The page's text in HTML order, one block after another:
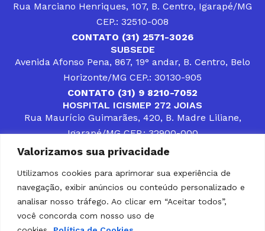
Valorizamos sua privacidade
Utilizamos cookies para aprimorar sua experiência de
navegação, exibir anúncios ou conteúdo personalizado e
analisar nosso tráfego. Ao clicar em “Aceitar todos”,
você concorda com nosso uso de
Rua Marciano Henriques, 107, B. Centro, Igarapé/MG
CEP.: 32510-008
CONTATO (31) 2571-3026
SUBSEDE
Avenida Afonso Pena, 867, 19° andar, B. Centro, Belo
Horizonte/MG CEP.: 30130-905
CONTATO (31) 9 8210-7052
HOSPITAL ICISMEP 272 JOIAS
Rua Maurício Guimarães, 420, B. Madre Liliane,
Igarapé/MG CEP.: 32900-000
CONTATOS (31) 3512-4400 ou (31) 9 8309-8660
DESENVOLVER SOLUÇÕES, AÇÕES E SERVIÇOS
PÚBLICOS QUE COMPLEMENTEM A ASSISTÊNCIA À
POPULAÇÃO DA REGIÃO EM QUE ATUA, SENDO
PARCEIRO DOS MUNICÍPIOS CONSORCIADOS NA
SOLUÇÃO DE DIFICULDADES ENFRENTADAS POR
GESTORES MUNICIPAIS, É O COMPROMISSO DO
ICISMEP.